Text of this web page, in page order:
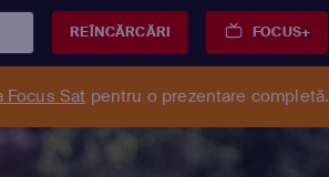
REÎNCĂRCĂRI FOCUS+
Focus Sat pentru o prezentare completă.